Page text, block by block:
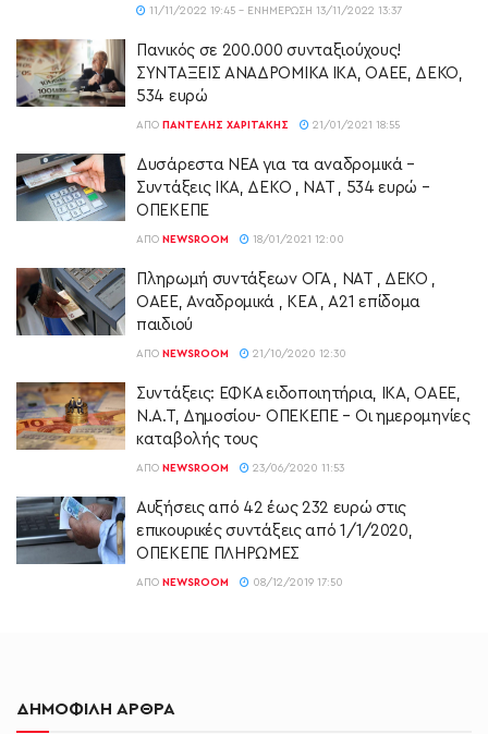
11/11/2022 19:45 - ΕΝΗΜΈΡΩΣΗ 13/11/2022 13:37
Πανικός σε 200.000 συνταξιούχους!
ΣΥΝΤΑΞΕΙΣ ΑΝΑΔΡΟΜΙΚΑ ΙΚΑ, ΟΑΕΕ, ΔΕΚΟ,
534 ευρώ
ΑΠΌ ΠΑΝΤΕΛΉΣ ΧΑΡΙΤΆΚΗΣ 21/01/2021 18:55
Δυσάρεστα ΝΕΑ για τα αναδρομικά –
Συντάξεις ΙΚΑ, ΔΕΚΟ , ΝΑΤ , 534 ευρώ –
ΟΠΕΚΕΠΕ
ΑΠΌ NEWSROOM 18/01/2021 12:00
Πληρωμή συντάξεων ΟΓΑ , ΝΑΤ , ΔΕΚΟ ,
ΟΑΕΕ, Αναδρομικά , ΚΕΑ , Α21 επίδομα
παιδιού
ΑΠΌ NEWSROOM 21/10/2020 12:30
Συντάξεις: ΕΦΚΑ ειδοποιητήρια, ΙΚΑ, ΟΑΕΕ,
Ν.Α.Τ, Δημοσίου- ΟΠΕΚΕΠΕ – Οι ημερομηνίες
καταβολής τους
ΑΠΌ NEWSROOM 23/06/2020 11:53
Αυξήσεις από 42 έως 232 ευρώ στις
επικουρικές συντάξεις από 1/1/2020,
ΟΠΕΚΕΠΕ ΠΛΗΡΩΜΕΣ
ΑΠΌ NEWSROOM 08/12/2019 17:50
ΔΗΜΟΦΙΛΗ ΑΡΘΡΑ